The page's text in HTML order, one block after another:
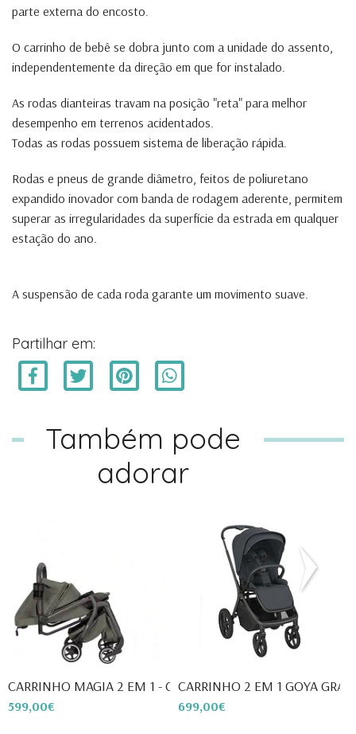
parte externa do encosto.
O carrinho de bebê se dobra junto com a unidade do assento,
independentemente da direção em que for instalado.
As rodas dianteiras travam na posição "reta" para melhor
desempenho em terrenos acidentados.
Todas as rodas possuem sistema de liberação rápida.
Rodas e pneus de grande diâmetro, feitos de poliuretano
expandido inovador com banda de rodagem aderente, permitem
superar as irregularidades da superfície da estrada em qualquer
estação do ano.
A suspensão de cada roda garante um movimento suave.
Partilhar em:
Também pode
adorar
CARRINHO MAGIA 2 EM 1 - CAR...
599,00€
CARRINHO 2 EM 1 GOYA
699,00€